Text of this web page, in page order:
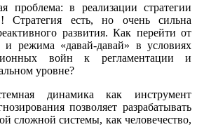
проблема: в реализации стратегии
Стратегия есть, но очень сильна
развития. Как перейти от
и режима «давай-давай» в условиях
войн к регламентации и
уровне?
динамика как инструмент
позволяет разрабатывать
сложной системы, как человечество,